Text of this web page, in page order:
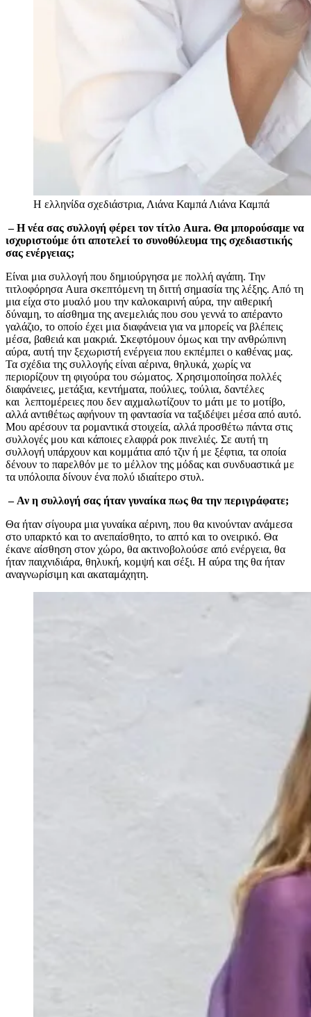
Η ελληνίδα σχεδιάστρια, Λιάνα Καμπά Λιάνα Καμπά
– Η νέα σας συλλογή φέρει τον τίτλο Aura. Θα μπορούσαμε να
ισχυριστούμε ότι αποτελεί το συνοθύλευμα της σχεδιαστικής
σας ενέργειας;
Είναι μια συλλογή που δημιούργησα με πολλή αγάπη. Την
τιτλοφόρησα Aura σκεπτόμενη τη διττή σημασία της λέξης. Από τη
μια είχα στο μυαλό μου την καλοκαιρινή αύρα, την αιθερική
δύναμη, το αίσθημα της ανεμελιάς που σου γεννά το απέραντο
γαλάζιο, το οποίο έχει μια διαφάνεια για να μπορείς να βλέπεις
μέσα, βαθειά και μακριά. Σκεφτόμουν όμως και την ανθρώπινη
αύρα, αυτή την ξεχωριστή ενέργεια που εκπέμπει ο καθένας μας.
Τα σχέδια της συλλογής είναι αέρινα, θηλυκά, χωρίς να
περιορίζουν τη φιγούρα του σώματος. Χρησιμοποίησα πολλές
διαφάνειες, μετάξια, κεντήματα, πούλιες, τούλια, δαντέλες
και λεπτομέρειες που δεν αιχμαλωτίζουν το μάτι με το μοτίβο,
αλλά αντιθέτως αφήνουν τη φαντασία να ταξιδέψει μέσα από αυτό.
Μου αρέσουν τα ρομαντικά στοιχεία, αλλά προσθέτω πάντα στις
συλλογές μου και κάποιες ελαφρά ροκ πινελιές. Σε αυτή τη
συλλογή υπάρχουν και κομμάτια από τζιν ή με ξέφτια, τα οποία
δένουν το παρελθόν με το μέλλον της μόδας και συνδυαστικά με
τα υπόλοιπα δίνουν ένα πολύ ιδιαίτερο στυλ.
– Αν η συλλογή σας ήταν γυναίκα πως θα την περιγράφατε;
Θα ήταν σίγουρα μια γυναίκα αέρινη, που θα κινούνταν ανάμεσα
στο υπαρκτό και το ανεπαίσθητο, το απτό και το ονειρικό. Θα
έκανε αίσθηση στον χώρο, θα ακτινοβολούσε από ενέργεια, θα
ήταν παιχνιδιάρα, θηλυκή, κομψή και σέξι. Η αύρα της θα ήταν
αναγνωρίσιμη και ακαταμάχητη.